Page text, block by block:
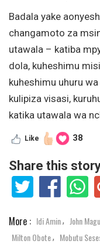
Badala yake
changamoto za
utawala – katiba
dola, kuheshimu
kuheshimu uhuru
kulipiza visasi,
katika utawala wa
Like 38
Share this
More : Idi Amin, John
Milton Obote, Mobutu